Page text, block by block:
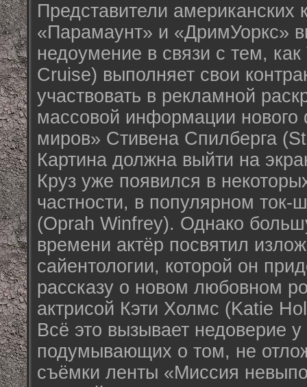
Представители американских
«Парамаунт» и «ДримУоркс»
недоумение в связи с тем,
Cruise) выполняет свои
участвовать в рекламной
массовой информации
миров» Стивена Спилберга
Картина должна выйти на
Круз уже появился в
частности, в популярном
(Oprah Winfrey). Однако
времени актёр посвятил
сайентологии, которой он
рассказу о новом любовном
актрисой Кэти Холмс (Katie
Всё это вызывает недоверие
подумывающих о том, не
съёмки ленты «Миссия